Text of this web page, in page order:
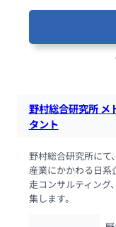
野村総合研究所 メ
タント
野村総合研究所にて
産業にかかわる日系
走コンサルティング
集します。